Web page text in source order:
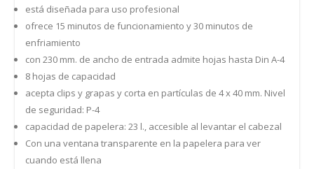
está diseñada para uso profesional
ofrece 15 minutos de funcionamiento y 30 minutos de
enfriamiento
con 230 mm. de ancho de entrada admite hojas hasta Din A-4
8 hojas de capacidad
acepta clips y grapas y corta en partículas de 4 x 40 mm. Nivel
de seguridad: P-4
capacidad de papelera: 23 l., accesible al levantar el cabezal
Con una ventana transparente en la papelera para ver
cuando está llena